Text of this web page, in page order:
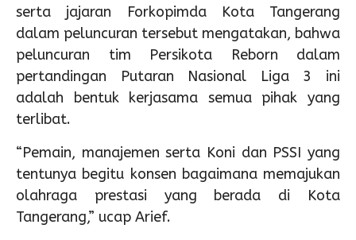
serta jajaran Forkopimda Kota Tangerang
dalam peluncuran tersebut mengatakan, bahwa
peluncuran tim Persikota Reborn dalam
pertandingan Putaran Nasional Liga 3 ini
adalah bentuk kerjasama semua pihak yang
terlibat.
“Pemain, manajemen serta Koni dan PSSI yang
tentunya begitu konsen bagaimana memajukan
olahraga prestasi yang berada di Kota
Tangerang,” ucap Arief.